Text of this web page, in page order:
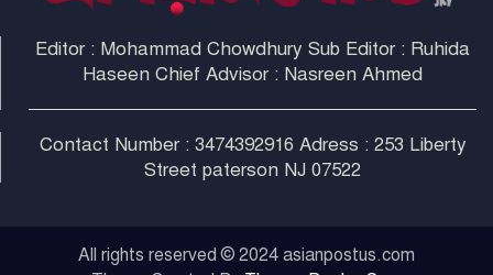
Editor : Mohammad Chowdhury Sub Editor : Ruhida
Haseen Chief Advisor : Nasreen Ahmed
Contact Number : 3474392916 Adress : 253 Liberty
Street paterson NJ 07522
All rights reserved © 2024 asianpostus.com